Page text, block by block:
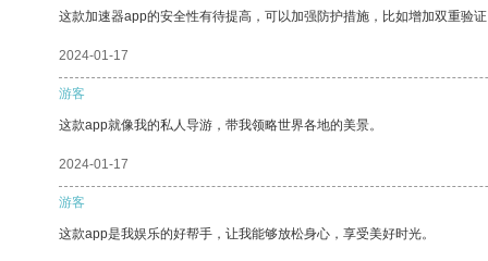
这款加速器app的安全性有待提高，可以加强防护措施，比如增加双重验
2024-01-17
游客
这款app就像我的私人导游，带我领略世界各地的美景。
2024-01-17
游客
这款app是我娱乐的好帮手，让我能够放松身心，享受美好时光。